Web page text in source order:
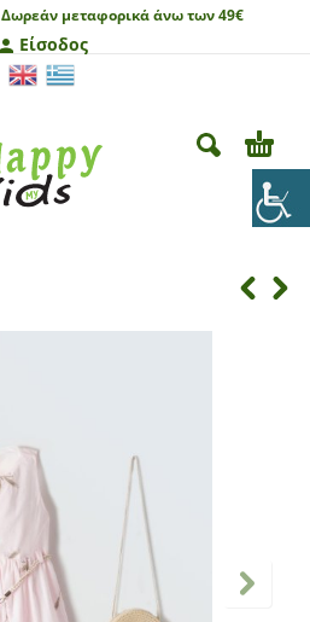
Δωρεάν μεταφορικά άνω των 49€
Είσοδος